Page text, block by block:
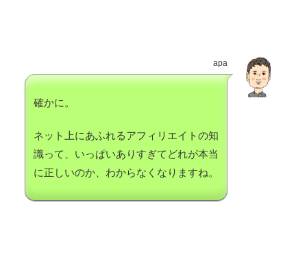
apa
確かに。
ネット上にあふれるアフィリエイトの知
識って、いっぱいありすぎてどれが本当
に正しいのか、わからなくなりますね。